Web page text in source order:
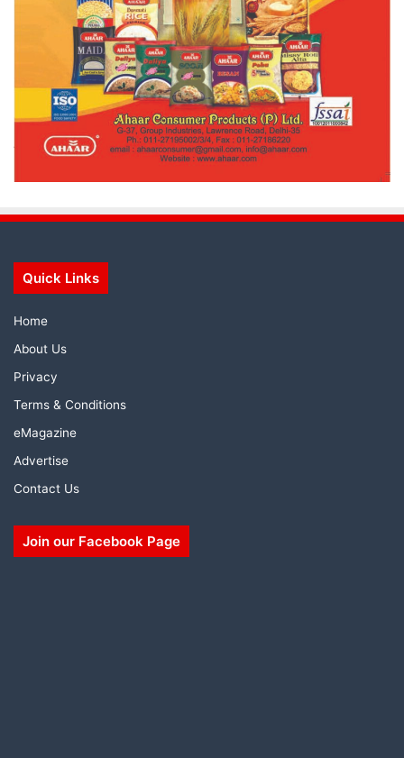
Quick Links
Home
About Us
Privacy
Terms & Conditions
eMagazine
Advertise
Contact Us
Join our Facebook Page